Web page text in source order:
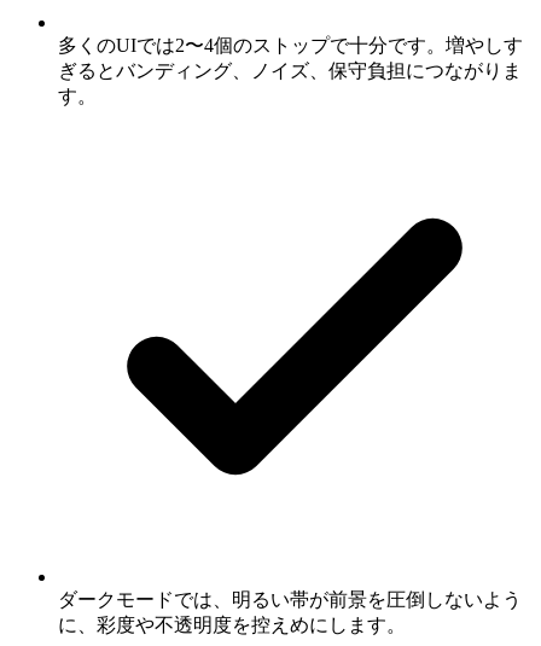
多くのUIでは2〜4個のストップで十分です。増やしす
ぎるとバンディング、ノイズ、保守負担につながりま
す。
ダークモードでは、明るい帯が前景を圧倒しないよう
に、彩度や不透明度を控えめにします。